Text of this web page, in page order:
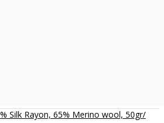
Silk Rayon, 65% Merino wool, 50gr/